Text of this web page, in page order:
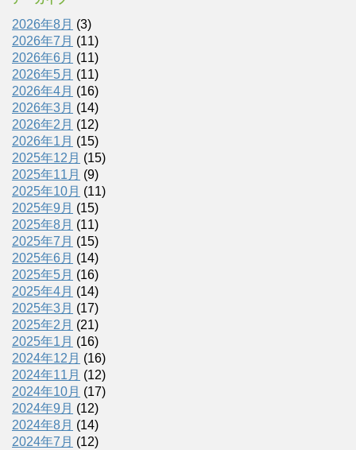
2026年8月 (3)
2026年7月 (11)
2026年6月 (11)
2026年5月 (11)
2026年4月 (16)
2026年3月 (14)
2026年2月 (12)
2026年1月 (15)
2025年12月 (15)
2025年11月 (9)
2025年10月 (11)
2025年9月 (15)
2025年8月 (11)
2025年7月 (15)
2025年6月 (14)
2025年5月 (16)
2025年4月 (14)
2025年3月 (17)
2025年2月 (21)
2025年1月 (16)
2024年12月 (16)
2024年11月 (12)
2024年10月 (17)
2024年9月 (12)
2024年8月 (14)
2024年7月 (12)